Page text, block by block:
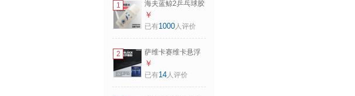
1
海夫蓝鲸2乒乓球胶
水粘拍灌胶乒乓球
拍粘拍胶皮有机胶
子）
￥
已有1000人评价
2
萨维卡赛维卡悬浮
颗粒乒乓球长胶单
胶皮非固化比赛用
￥
已有14人评价